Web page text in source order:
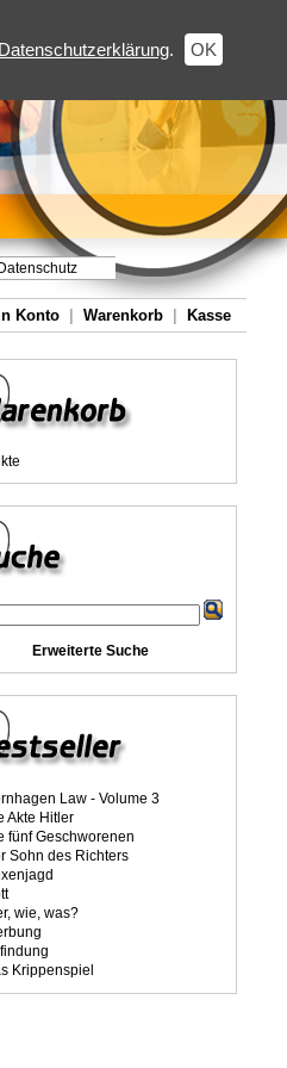
Datenschutzerklärung. OK
Datenschutz
Konto Warenkorb Kasse
Erweiterte Suche
Law - Volume 3
Akte Hitler
fünf Geschworenen
Sohn des Richters
wie, was?
Krippenspiel